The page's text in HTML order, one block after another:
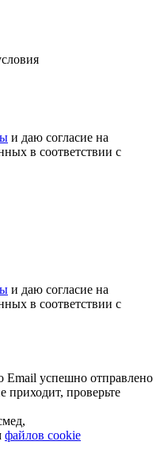
и даю согласие на
в соответствии с
и даю согласие на
в соответствии с
Email успешно отправлено
приходит, проверьте
файлов cookie